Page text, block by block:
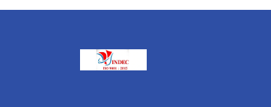
Ứng dụng cho mặt bích, bơm, van,
Mã sản phẩm